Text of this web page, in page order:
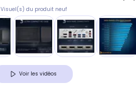
Visuel(s) du produit neuf
Voir les vidéos